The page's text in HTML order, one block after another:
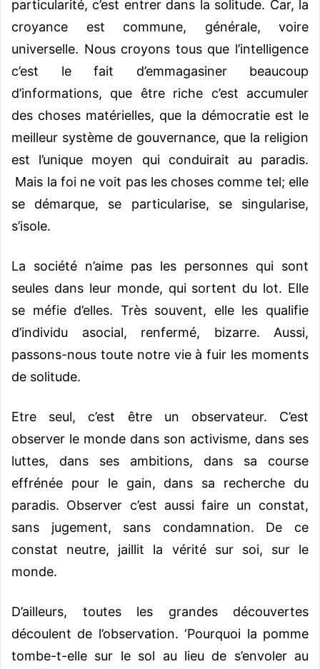
particularité, c’est entrer dans la solitude. Car, la
croyance est commune, générale, voire
universelle. Nous croyons tous que l’intelligence
c’est le fait d’emmagasiner beaucoup
d’informations, que être riche c’est accumuler
des choses matérielles, que la démocratie est le
meilleur système de gouvernance, que la religion
est l’unique moyen qui conduirait au paradis.
Mais la foi ne voit pas les choses comme tel; elle
se démarque, se particularise, se singularise,
s’isole.
La société n’aime pas les personnes qui sont
seules dans leur monde, qui sortent du lot. Elle
se méfie d’elles. Très souvent, elle les qualifie
d’individu asocial, renfermé, bizarre. Aussi,
passons-nous toute notre vie à fuir les moments
de solitude.
Etre seul, c’est être un observateur. C’est
observer le monde dans son activisme, dans ses
luttes, dans ses ambitions, dans sa course
effrénée pour le gain, dans sa recherche du
paradis. Observer c’est aussi faire un constat,
sans jugement, sans condamnation. De ce
constat neutre, jaillit la vérité sur soi, sur le
monde.
D’ailleurs, toutes les grandes découvertes
découlent de l’observation. ‘Pourquoi la pomme
tombe-t-elle sur le sol au lieu de s’envoler au